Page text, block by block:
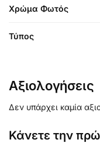
Χρώμα Φωτός
Τύπος
Αξιολογήσεις
Δεν υπάρχει καμία
Κάνετε την